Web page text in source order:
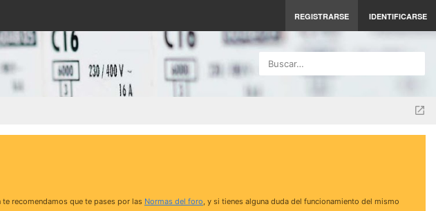
REGISTRARSE IDENTIFICARSE
Buscar…
recomendamos que te pases por las Normas del foro, y si tienes alguna duda del funcionamiento del mismo